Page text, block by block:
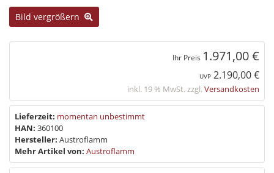
Bild vergrößern
Ihr Preis 1.971,00 €
UVP 2.190,00 €
inkl. 19 % MwSt. zzgl.Versandkosten
Lieferzeit: momentan unbestimmt
HAN: 360100
Hersteller: Austroflamm
Mehr Artikel von: Austroflamm